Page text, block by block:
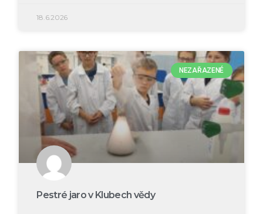
18.6.2026
NEZAŘAZENÉ
Pestré jaro v Klubech vědy